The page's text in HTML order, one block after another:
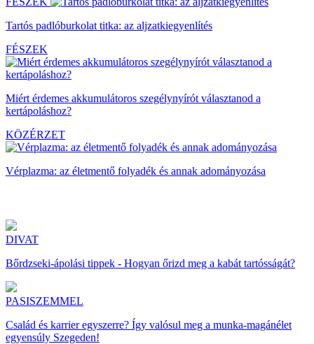
Tartós padlóburkolat titka: az aljzatkiegyenlítés
FÉSZEK
Miért érdemes akkumulátoros szegélynyírót választanod a
kertápoláshoz?
KÖZÉRZET
Vérplazma: az életmentő folyadék és annak adományozása
DIVAT
Bőrdzseki-ápolási tippek - Hogyan őrizd meg a kabát tartósságát?
PASISZEMMEL
Család és karrier egyszerre? Így valósul meg a munka-magánélet
egyensúly Szegeden!